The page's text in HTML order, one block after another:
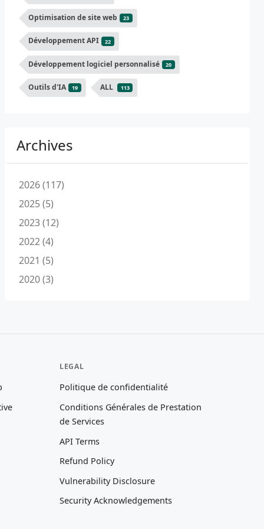
Optimisation de site web 23
Développement API 22
Développement logiciel personnalisé 20
Outils d'IA 19 ALL 113
Archives
2026 (117)
2025 (5)
2023 (12)
2022 (4)
2021 (5)
2020 (3)
LEGAL
Politique de confidentialité
Conditions Générales de Prestation
de Services
API Terms
Refund Policy
Vulnerability Disclosure
Security Acknowledgements